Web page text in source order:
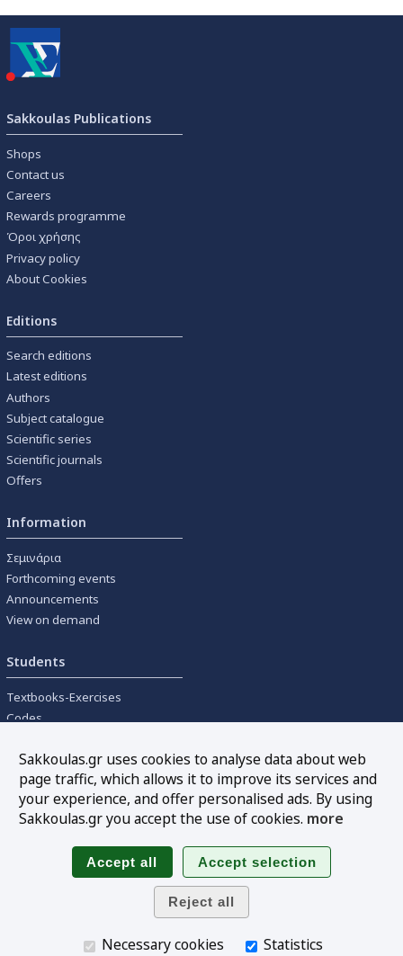
Sakkoulas Publications
Shops
Contact us
Careers
Rewards programme
Όροι χρήσης
Privacy policy
About Cookies
Editions
Search editions
Latest editions
Authors
Subject catalogue
Scientific series
Scientific journals
Offers
Information
Σεμινάρια
Forthcoming events
Announcements
View on demand
Students
Textbooks-Exercises
Codes
Tools
Online interest calculation
Follow us
Sakkoulas.gr uses cookies to analyse data about web
page traffic, which allows it to improve its services and
your experience, and offer personalised ads. By using
Sakkoulas.gr you accept the use of cookies. more
Necessary cookies
Statistics